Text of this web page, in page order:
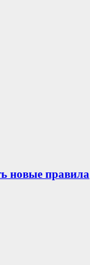
новые правила